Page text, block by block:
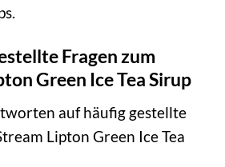
Fragen zum
Green Ice Tea Sirup
auf häufig gestellte
Lipton Green Ice Tea